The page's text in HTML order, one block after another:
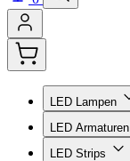
LED Lampen
LED Armaturen
LED Strips